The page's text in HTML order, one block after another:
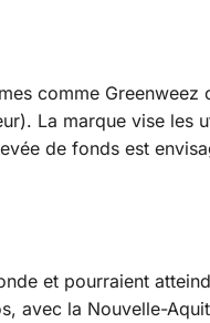
comme Greenweez
La marque vise les
de fonds est
et pourraient
avec la Nouvelle-